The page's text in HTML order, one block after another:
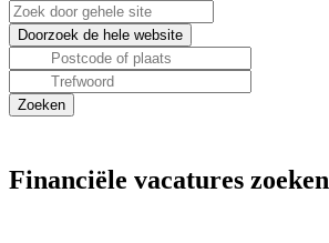
Financiële vacatures zoeken